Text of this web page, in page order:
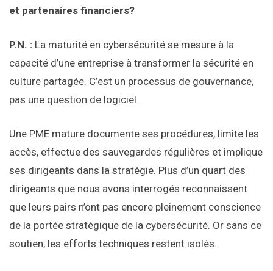
et partenaires financiers?
P.N. : La maturité en cybersécurité se mesure à la
capacité d’une entreprise à transformer la sécurité en
culture partagée. C’est un processus de gouvernance,
pas une question de logiciel.
Une PME mature documente ses procédures, limite les
accès, effectue des sauvegardes régulières et implique
ses dirigeants dans la stratégie. Plus d’un quart des
dirigeants que nous avons interrogés reconnaissent
que leurs pairs n’ont pas encore pleinement conscience
de la portée stratégique de la cybersécurité. Or sans ce
soutien, les efforts techniques restent isolés.